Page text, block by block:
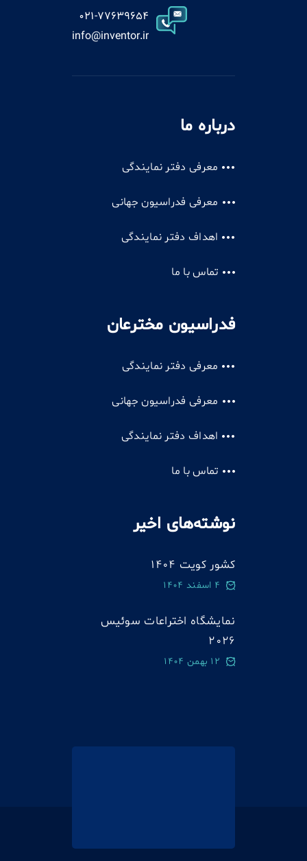
021-77639654
info@inventor.ir
درباره ما
معرفی دفتر نمایندگی
معرفی فدراسیون جهانی
اهداف دفتر نمایندگی
تماس با ما
فدراسیون مخترعان
معرفی دفتر نمایندگی
معرفی فدراسیون جهانی
اهداف دفتر نمایندگی
تماس با ما
نوشته‌های اخیر
کشور کویت 1404
4 اسفند 1404
نمایشگاه اختراعات سوئيس
2026
12 بهمن 1404